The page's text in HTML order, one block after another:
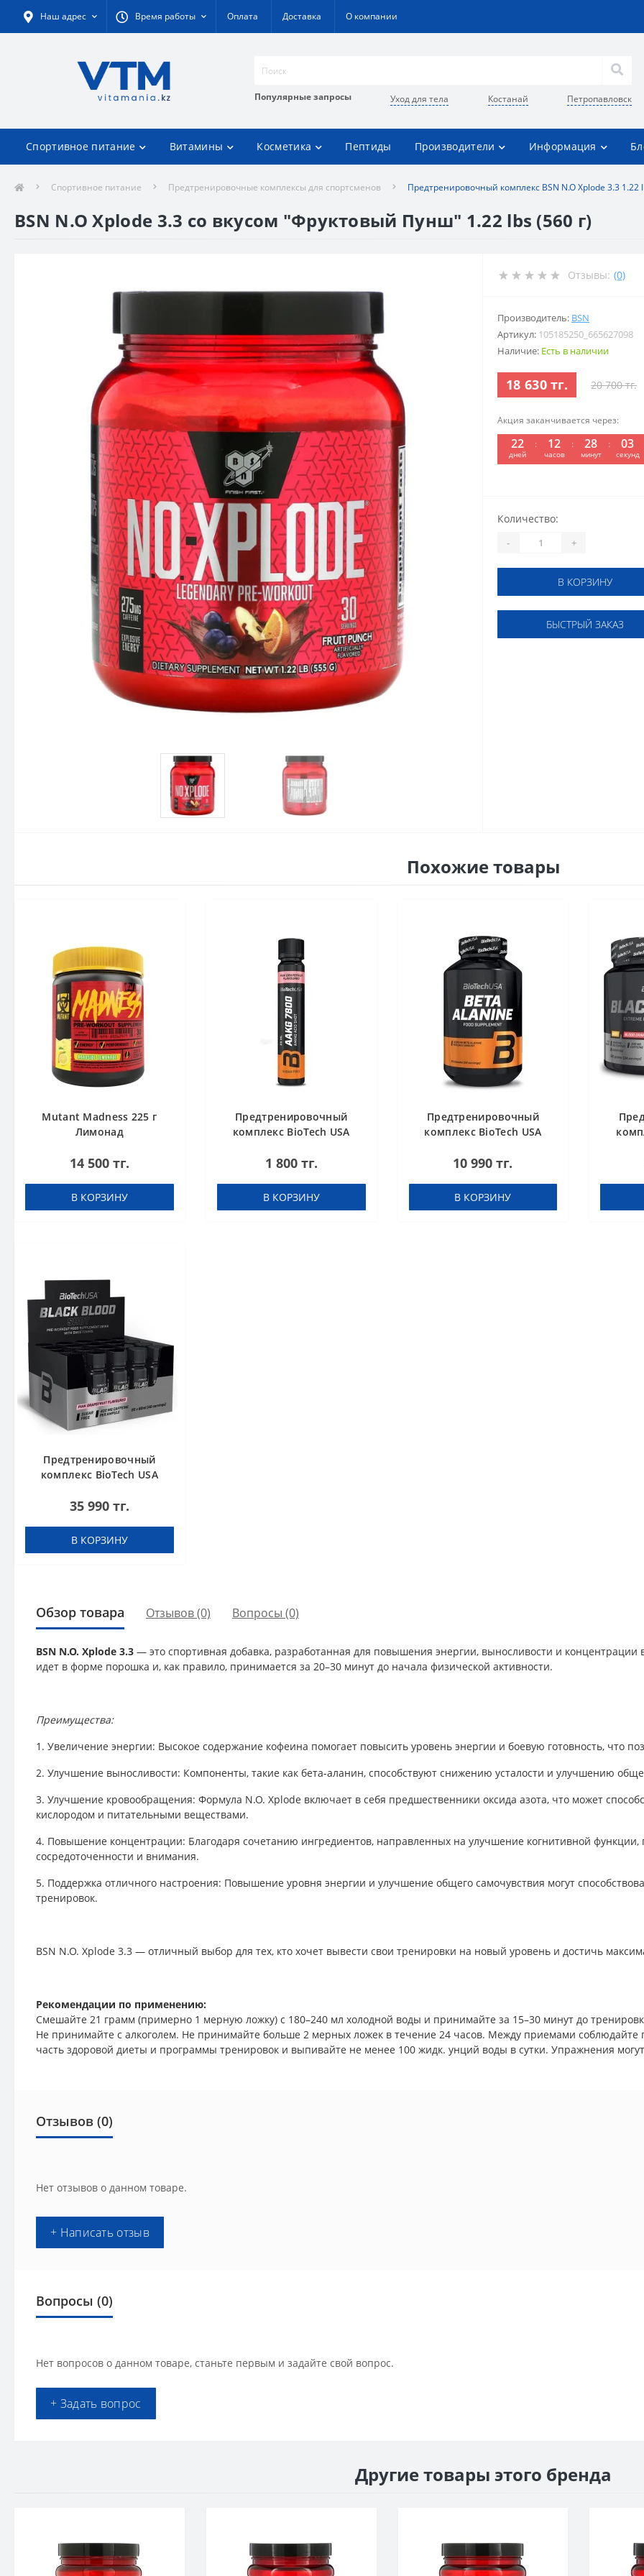
Наш адрес Время работы Оплата Доставка О компании
Популярные запросы Уход для тела Костанай Петропавловск
Спортивное питание Витамины Косметика Пептиды Производители Информация
Спортивное питание Предтренировочные комплексы для спортсменов Предтренировочный комплекс BSN N.O Xplode 3.3
BSN N.O Xplode 3.3 со вкусом "Фруктовый Пунш" 1.22 lbs (560 г)
Отзывы: (0)
Производитель: BSN
Артикул: 105185250_665627098
Наличие: Есть в наличии
18 630 тг. 20 700 тг.
Акция заканчивается через:
22
дней
: 12
часов
: 28
минут
: 02
секунд
Количество:
- +
В КОРЗИНУ
БЫСТРЫЙ ЗАКАЗ
Похожие товары
Mutant Madness 225 г
Лимонад
14 500 тг.
В КОРЗИНУ
Предтренировочный
комплекс BioTech USA
25ml
1 800 тг.
В КОРЗИНУ
Предтренировочный
комплекс BioTech USA
10 990 тг.
В КОРЗИНУ
Предтренировочный
комплекс BioTech USA
grapefruit 60 ml шоты (в
35 990 тг.
В КОРЗИНУ
Обзор товара Отзывов (0) Вопросы (0)
BSN N.O. Xplode 3.3 — это спортивная добавка, разработанная для повышения энергии, выносливости и
идет в форме порошка и, как правило, принимается за 20–30 минут до начала физической активности.
Преимущества:
1. Увеличение энергии: Высокое содержание кофеина помогает повысить уровень энергии и боевую готовность, что
2. Улучшение выносливости: Компоненты, такие как бета-аланин, способствуют снижению усталости и улучшению
3. Улучшение кровообращения: Формула N.O. Xplode включает в себя предшественники оксида азота, что может
кислородом и питательными веществами.
4. Повышение концентрации: Благодаря сочетанию ингредиентов, направленных на улучшение когнитивной
сосредоточенности и внимания.
5. Поддержка отличного настроения: Повышение уровня энергии и улучшение общего самочувствия могут
тренировок.
BSN N.O. Xplode 3.3 — отличный выбор для тех, кто хочет вывести свои тренировки на новый уровень и достичь
Рекомендации по применению:
Смешайте 21 грамм (примерно 1 мерную ложку) с 180–240 мл холодной воды и принимайте за 15–30 минут до
Не принимайте с алкоголем. Не принимайте больше 2 мерных ложек в течение 24 часов. Между приемами соблюдайте
часть здоровой диеты и программы тренировок и выпивайте не менее 100 жидк. унций воды в сутки. Упражнения
Отзывов (0)
Нет отзывов о данном товаре.
+ Написать отзыв
Вопросы (0)
Нет вопросов о данном товаре, станьте первым и задайте свой вопрос.
+ Задать вопрос
Другие товары этого бренда